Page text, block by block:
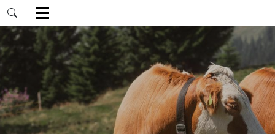
Zum Inhalt springen